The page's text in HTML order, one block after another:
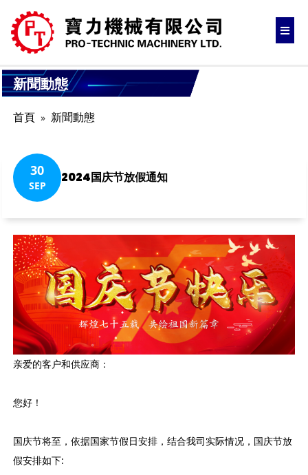
新聞動態
首頁 新聞動態
30
SEP
2024国庆节放假通知
亲爱的客户和供应商：
您好！
国庆节将至，依据国家节假日安排，结合我司实际情况，国庆节放
假安排如下: